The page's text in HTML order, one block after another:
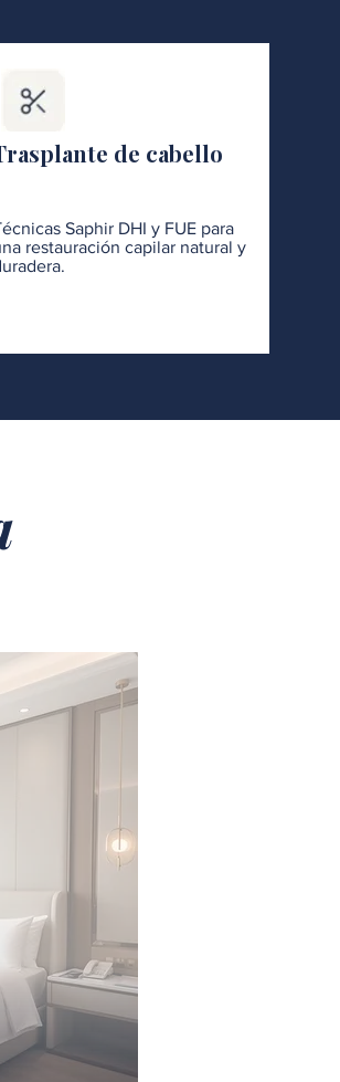
de cabello
Saphir DHI y FUE para
restauración capilar natural y